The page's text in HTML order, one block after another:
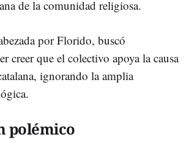
de la comunidad religiosa.
por Florido, buscó
creer que el colectivo apoya la causa
ignorando la amplia
polémico